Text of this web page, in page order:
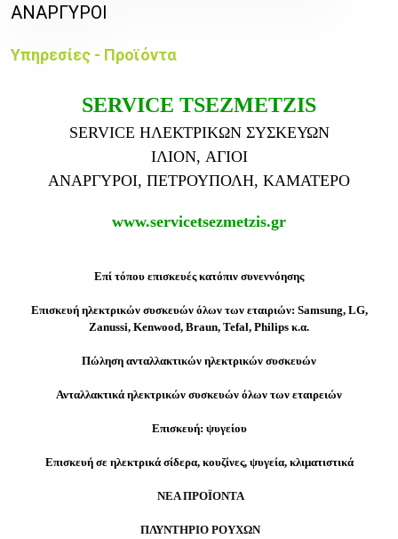
ΑΝΑΡΓΥΡΟΙ
Υπηρεσίες - Προϊόντα
SERVICE TSEZMETZIS
SERVICE ΗΛΕΚΤΡΙΚΩΝ ΣΥΣΚΕΥΩΝ
ΙΛΙΟΝ, ΑΓΙΟΙ
ΑΝΑΡΓΥΡΟΙ, ΠΕΤΡΟΥΠΟΛΗ, ΚΑΜΑΤΕΡΟ
www.servicetsezmetzis.gr
Επί τόπου επισκευές κατόπιν συνεννόησης
Επισκευή ηλεκτρικών συσκευών όλων των εταιριών: Samsung, LG,
Zanussi, Kenwood, Braun, Tefal, Philips κ.α.
Πώληση ανταλλακτικών ηλεκτρικών συσκευών
Ανταλλακτικά ηλεκτρικών συσκευών όλων των εταιρειών
Επισκευή: ψυγείου
Επισκευή σε ηλεκτρικά σίδερα, κουζίνες, ψυγεία, κλιματιστικά
ΝΕΑ ΠΡΟΪΟΝΤΑ
ΠΛΥΝΤΗΡΙΟ ΡΟΥΧΩΝ